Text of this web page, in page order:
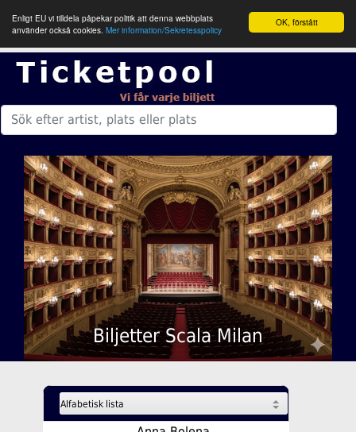
OK, förstått
Enligt EU vi tilldela påpekar politik att denna webbplats
använder också cookies. Mer information/Sekretesspolicy
Biljetter Scala Milan